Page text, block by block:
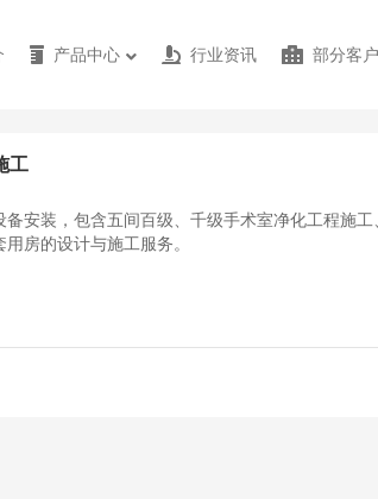
产品中心 行业资讯 部分客户
工
安装，包含五间百级、千级手术室净化工程施
房的设计与施工服务。